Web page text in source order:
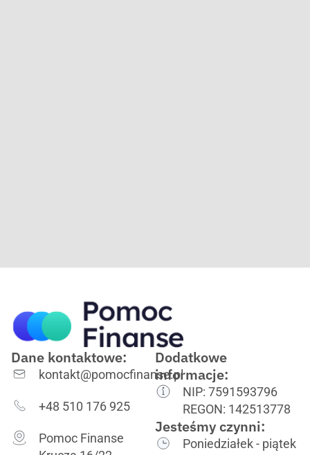
Dane kontaktowe:
kontakt@pomocfinanse.pl
+48 510 176 925
Pomoc Finanse
Dodatkowe
informacje:
NIP: 7591593796
REGON: 142513778
Jesteśmy czynni:
Poniedziałek - piątek